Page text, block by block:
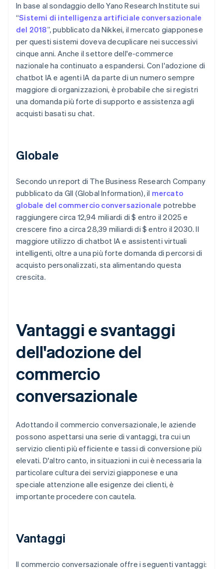
In base al sondaggio dello Yano Research Institute sui
“Sistemi di intelligenza artificiale conversazionale
del 2018”, pubblicato da Nikkei, il mercato giapponese
per questi sistemi doveva decuplicare nei successivi
cinque anni. Anche il settore dell'e-commerce
nazionale ha continuato a espandersi. Con l'adozione di
chatbot IA e agenti IA da parte di un numero sempre
maggiore di organizzazioni, è probabile che si registri
una domanda più forte di supporto e assistenza agli
acquisti basati su chat.
Globale
Secondo un report di The Business Research Company
pubblicato da GII (Global Information), il mercato
globale del commercio conversazionale potrebbe
raggiungere circa 12,94 miliardi di $ entro il 2025 e
crescere fino a circa 28,39 miliardi di $ entro il 2030. Il
maggiore utilizzo di chatbot IA e assistenti virtuali
intelligenti, oltre a una più forte domanda di percorsi di
acquisto personalizzati, sta alimentando questa
crescita.
Vantaggi e svantaggi
dell'adozione del
commercio
conversazionale
Adottando il commercio conversazionale, le aziende
possono aspettarsi una serie di vantaggi, tra cui un
servizio clienti più efficiente e tassi di conversione più
elevati. D'altro canto, in situazioni in cui è necessaria la
particolare cultura dei servizi giapponese e una
speciale attenzione alle esigenze dei clienti, è
importante procedere con cautela.
Vantaggi
Il commercio conversazionale offre i seguenti vantaggi: